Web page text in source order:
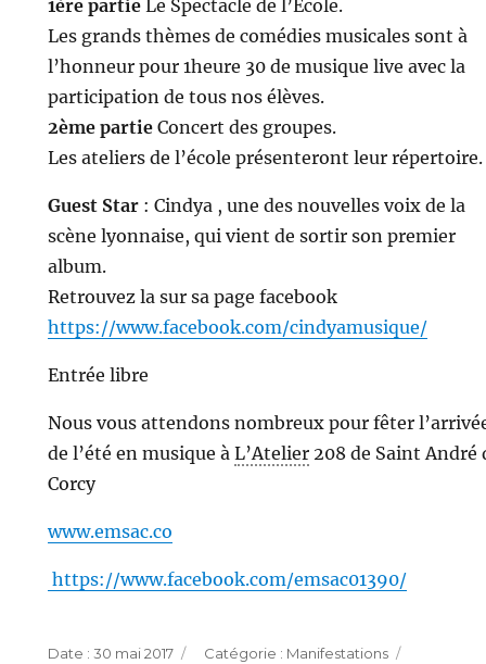
1ère partieLe Spectacle de l’Ecole.
Les grands thèmes de comédies musicales sont à
l’honneur pour 1heure 30 de musique live avec la
participation de tous nos élèves.
2ème partieConcert des groupes.
Les ateliers de l’école présenteront leur répertoire.
Guest Star: Cindya , une des nouvelles voix de la
scène lyonnaise, qui vient de sortir son premier
album.
Retrouvez la sur sa page facebook
https://www.facebook.com/cindyamusique/
Entrée libre
Nous vous attendons nombreux pour fêter
de l’été en musique à L’Atelier208 de Saint André
Corcy
www.emsac.co
https://www.facebook.com/emsac01390/
Publié
30 mai 2017 Catégories
Manifestations